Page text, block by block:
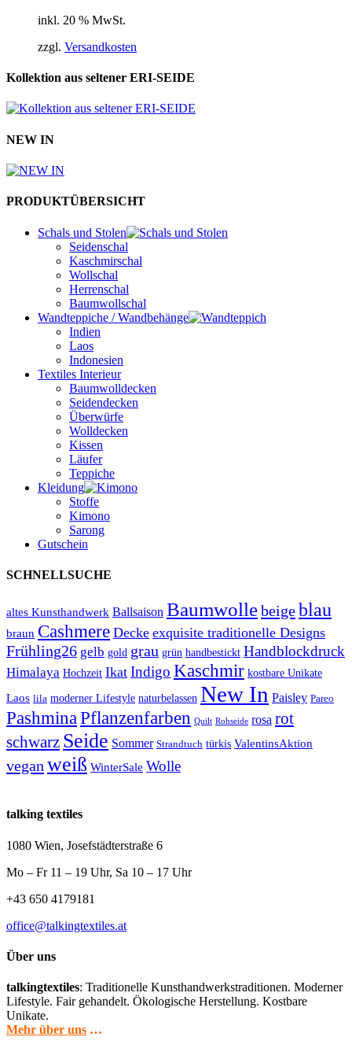
war:
ist:
inkl. 20 % MwSt.
zzgl. Versandkosten
Kollektion aus seltener ERI-SEIDE
NEW IN
PRODUKTÜBERSICHT
Schals und Stolen
Seidenschal
Kaschmirschal
Wollschal
Herrenschal
Baumwollschal
Wandteppiche / Wandbehänge
Indien
Laos
Indonesien
Textiles Interieur
Baumwolldecken
Seidendecken
Überwürfe
Wolldecken
Kissen
Läufer
Teppiche
Kleidung
Stoffe
Kimono
Sarong
Gutschein
SCHNELLSUCHE
altes Kunsthandwerk Ballsaison Baumwollebeigeblau
braun Cashmere Decke exquisite traditionelle Designs
Frühling26 gelb gold grau grün handbestickt Handblockdruck
Himalaya Hochzeit Ikat Indigo Kaschmir kostbare Unikate
Laos lila moderner Lifestyle naturbelassen New In Paisley Pareo
PashminaPflanzenfarben Quilt Rohseide rosa rot
schwarz Seide Sommer Strandtuch türkis ValentinsAktion
vegan weiß WinterSale Wolle
talking textiles
1080 Wien, Josefstädterstraße 6
Mo – Fr 11 – 19 Uhr, Sa 10 – 17 Uhr
+43 650 4179181
office@talkingtextiles.at
Über uns
talkingtextiles: Traditionelle Kunsthandwerkstraditionen. Moderner
Lifestyle. Fair gehandelt. Ökologische Herstellung. Kostbare
Unikate.
Mehr über uns …